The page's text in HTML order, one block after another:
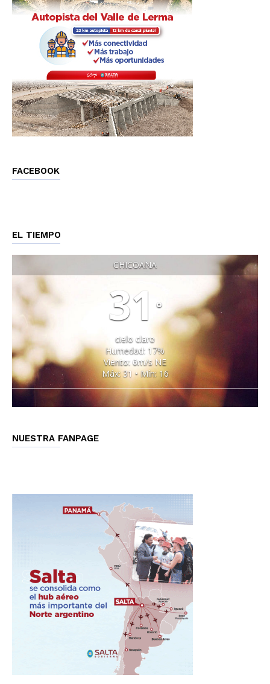
FACEBOOK
EL TIEMPO
CHICOANA
31 °
cielo claro
Humedad: 17%
Viento: 6m/s NE
Máx: 31 • Mín: 16
NUESTRA FANPAGE